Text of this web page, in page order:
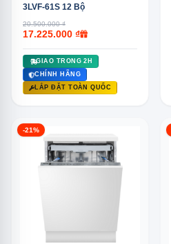
3LVF-61S 12 Bộ
20.500.000 ₫
17.225.000 ₫
GIAO TRONG 2H
CHÍNH HÃNG
LẮP ĐẶT TOÀN QUỐC
-21%